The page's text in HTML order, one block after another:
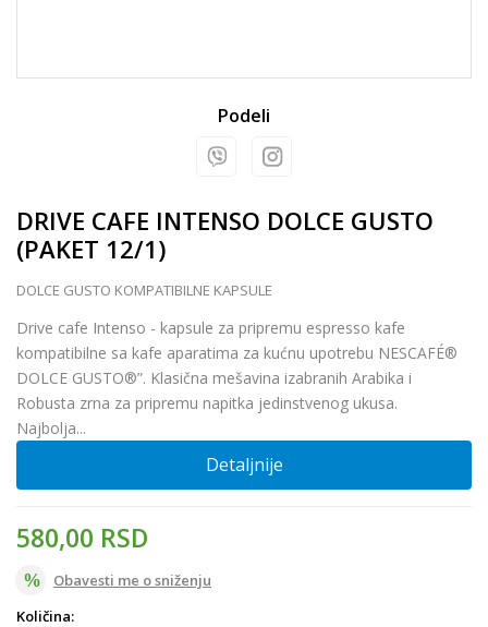
Podeli
DRIVE CAFE INTENSO DOLCE GUSTO
(PAKET 12/1)
DOLCE GUSTO KOMPATIBILNE KAPSULE
Drive cafe Intenso - kapsule za pripremu espresso kafe
kompatibilne sa kafe aparatima za kućnu upotrebu NESCAFÉ®
DOLCE GUSTO®”. Klasična mešavina izabranih Arabika i
Robusta zrna za pripremu napitka jedinstvenog ukusa.
Najbolja...
Detaljnije
580,00 RSD
Obavesti me o sniženju
Količina: